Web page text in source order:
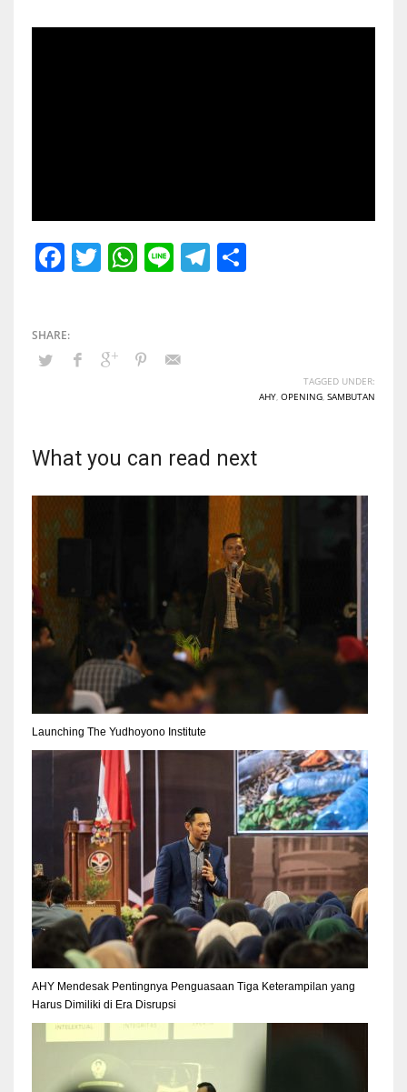
Facebook
Twitter
WhatsApp
LineTelegram
TAGGED UNDER:
AHY OPENING SAMBUTAN
What you can read next
Launching The Yudhoyono Institute
AHY Mendesak Pentingnya Penguasaan Tiga Keterampilan yang
Harus Dimiliki di Era Disrupsi